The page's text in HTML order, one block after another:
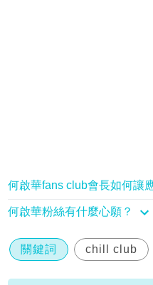
何啟華fans club會長如何讓
何啟華粉絲有什麼心願？
關鍵詞 chill club